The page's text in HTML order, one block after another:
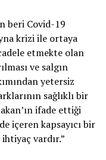
beri Covid-19
krizi ile ortaya
etmekte olan
ve salgın
yetersiz
sağlıklı bir
ifade ettiği
içeren kapsayıcı bir
vardır.”